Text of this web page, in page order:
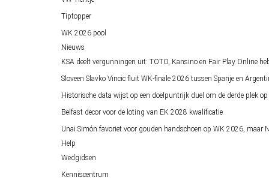
Tiptopper
WK 2026 pool
Nieuws
KSA deelt vergunningen uit: TOTO, Kansino en Fair Play Online
Sloveen Slavko Vincic fluit WK-finale 2026 tussen Spanje en
Historische data wijst op een doelpuntrijk duel om de derde plek
Belfast decor voor de loting van EK 2028 kwalificatie
Unai Simón favoriet voor gouden handschoen op WK 2026, maar
Help
Wedgidsen
Kenniscentrum